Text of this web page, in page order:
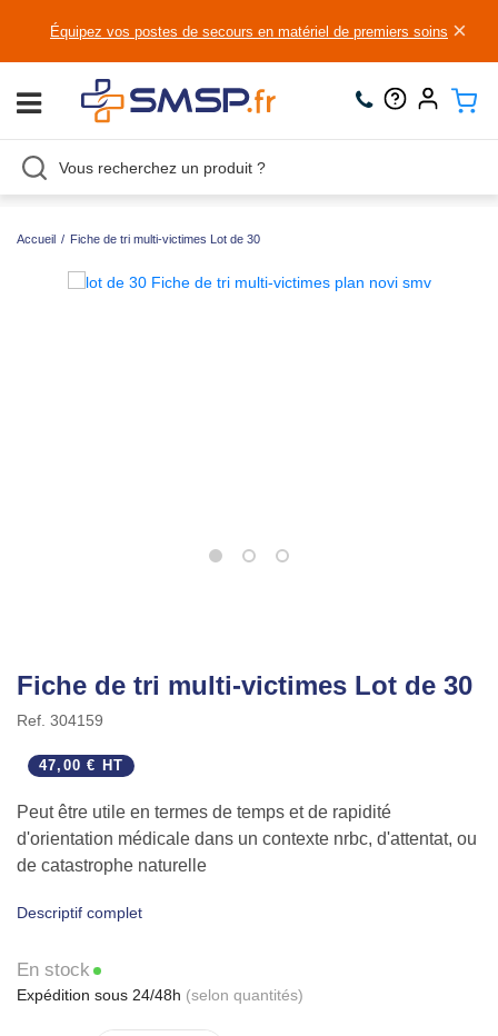
Équipez vos postes de secours en matériel de premiers soins ×
Accueil / Fiche de tri multi-victimes Lot de 30
Fiche de tri multi-victimes Lot de 30
Ref. 304159
47,00 € HT
Peut être utile en termes de temps et de rapidité
d'orientation médicale dans un contexte nrbc, d'attentat, ou
de catastrophe naturelle
Descriptif complet
En stock
Expédition sous 24/48h (selon quantités)